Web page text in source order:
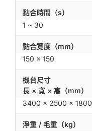
黏合時間（s）
1 ~ 30
黏合寬度（mm）
150 × 150
機台尺寸
長 × 寬 × 高（mm）
3400 × 2500 × 1800
淨重 / 毛重（kg）